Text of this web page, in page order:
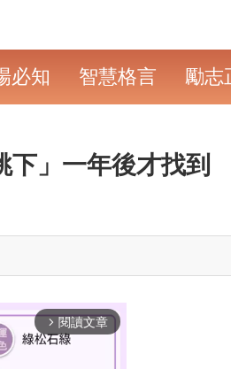
必知 智慧格言 勵志
下」一年後才找到
arrow_forward_ios 閱讀文章